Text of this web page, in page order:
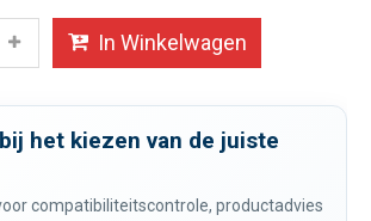
In Winkelwagen
het kiezen van de juiste
compatibiliteitscontrole, productadvies